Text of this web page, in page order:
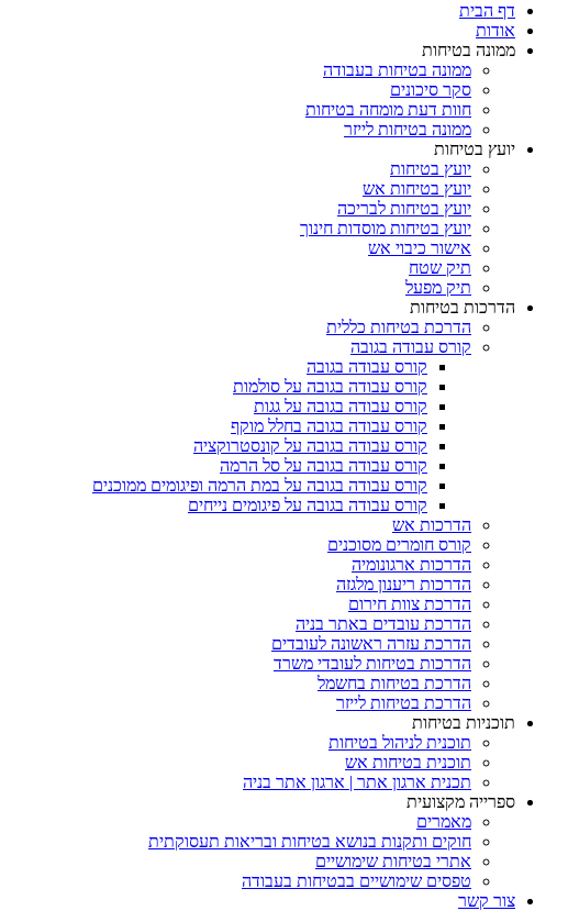
דף הבית
אודות
ממונה בטיחות
ממונה בטיחות בעבודה
סקר סיכונים
חוות דעת מומחה בטיחות
ממונה בטיחות לייזר
יועץ בטיחות
יועץ בטיחות
יועץ בטיחות אש
יועץ בטיחות לבריכה
יועץ בטיחות מוסדות חינוך
אישור כיבוי אש
תיק שטח
תיק מפעל
הדרכות בטיחות
הדרכת בטיחות כללית
קורס עבודה בגובה
קורס עבודה בגובה
קורס עבודה בגובה על סולמות
קורס עבודה בגובה על גגות
קורס עבודה בגובה בחלל מוקף
קורס עבודה בגובה על קונסטרוקציה
קורס עבודה בגובה על סל הרמה
קורס עבודה בגובה על במת הרמה ופיגומים ממוכנים
קורס עבודה בגובה על פיגומים נייחים
הדרכות אש
קורס חומרים מסוכנים
הדרכות ארגונומיה
הדרכות ריענון מלגזה
הדרכת צוות חירום
הדרכת עובדים באתר בניה
הדרכת עזרה ראשונה לעובדים
הדרכות בטיחות לעובדי משרד
הדרכת בטיחות בחשמל
הדרכת בטיחות לייזר
תוכניות בטיחות
תוכנית לניהול בטיחות
תוכנית בטיחות אש
תכנית ארגון אתר | ארגון אתר בניה
ספרייה מקצועית
מאמרים
חוקים ותקנות בנושא בטיחות ובריאות תעסוקתית
אתרי בטיחות שימושיים
טפסים שימושיים בבטיחות בעבודה
צור קשר